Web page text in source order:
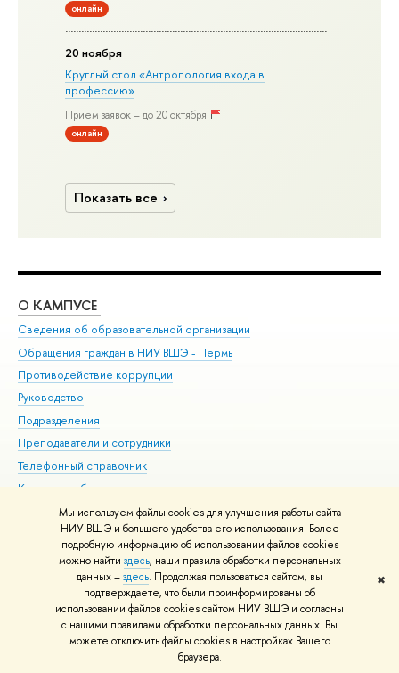
Мы используем файлы cookies для улучшения работы сайта
НИУ ВШЭ и большего удобства его использования. Более
подробную информацию об использовании файлов cookies
можно найти здесь, наши правила обработки персональных
данных –здесь. Продолжая пользоваться сайтом, вы
подтверждаете, что были проинформированы об
использовании файлов cookies сайтом НИУ ВШЭ и согласны
с нашими правилами обработки персональных данных. Вы
можете отключить файлы cookies в настройках Вашего
браузера.
✖
онлайн
20 ноября
Круглый стол «Антропология входа в
профессию»
Прием заявок – до 20 октября
онлайн
Показать все
О КАМПУСЕ
Сведения об образовательной организации
Обращения граждан в НИУ ВШЭ - Пермь
Противодействие коррупции
Руководство
Подразделения
Преподаватели и сотрудники
Телефонный справочник
Корпуса и общежития
ВШЭ для студентов с ограниченными возможностями
здоровья и инвалидностью
Единая платежная страница
© НИУ ВШЭ 1993–2026 Условия использования материалов Адреса
и контакты Карта сайта
Шрифты HSE Sans и HSE Slab разработаны вШколе дизайна НИУ ВШЭ